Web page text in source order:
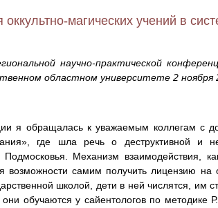
магических учений в
научно-практической
областном университете 2 ноября
я обращалась к уважаемым коллегам с
где шла речь о деструктивной и
Механизм взаимодействия,
возможности самим получить лицензию на
школой, дети в ней числятся, им
обучаются у сайентологов по методике